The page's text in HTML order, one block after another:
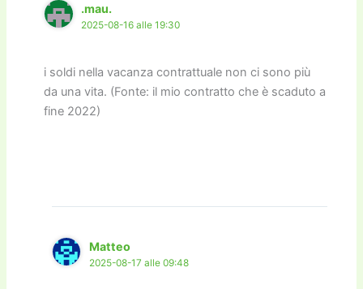
.mau.
2025-08-16 alle 19:30
i soldi nella vacanza contrattuale non ci sono più
da una vita. (Fonte: il mio contratto che è scaduto a
fine 2022)
Matteo
2025-08-17 alle 09:48